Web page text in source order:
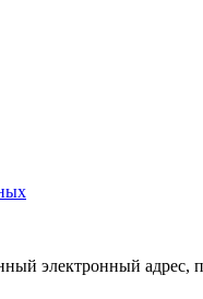
электронный адрес,